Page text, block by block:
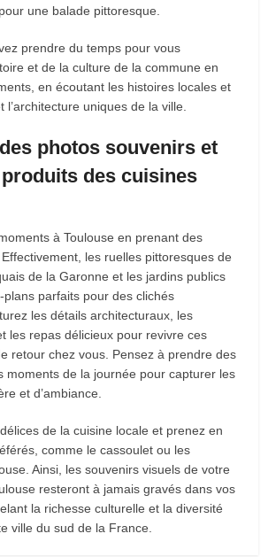
une balade pittoresque.
prendre du temps pour vous
et de la culture de la commune en
en écoutant les histoires locales et
l’architecture uniques de la ville.
photos souvenirs et
des cuisines
à Toulouse en prenant des
les ruelles pittoresques de
de la Garonne et les jardins publics
parfaits pour des clichés
les détails architecturaux, les
les repas délicieux pour revivre ces
retour chez vous. Pensez à prendre des
moments de la journée pour capturer les
et d’ambiance.
de la cuisine locale et prenez en
comme le cassoulet ou les
Ainsi, les souvenirs visuels de votre
resteront à jamais gravés dans vos
la richesse culturelle et la diversité
ville du sud de la France.